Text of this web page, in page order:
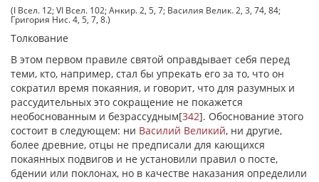
(I Всел. 12; VI Всел. 102; Анкир. 2, 5, 7; Василия Велик. 2, 3, 74, 84;
Григория Нис. 4, 5, 7, 8.)
Толкование
В этом первом правиле святой оправдывает себя перед
теми, кто, например, стал бы упрекать его за то, что он
сократил время покаяния, и говорит, что для разумных и
рассудительных это сокращение не покажется
необоснованным и безрассудным[342]. Обоснование этого
состоит в следующем: ни Василий Великий, ни другие,
более древние, отцы не предписали для кающихся
покаянных подвигов и не установили правил о посте,
бдении или поклонах, но в качестве наказания определили